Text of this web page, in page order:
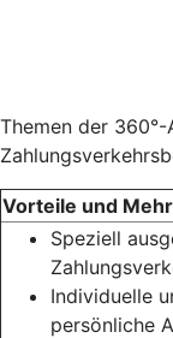
Themen der
Vorteile und
Speziell
Individuelle
persönliche